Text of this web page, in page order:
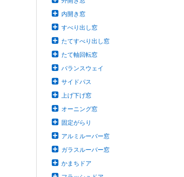
内開き窓
すべり出し窓
たてすべり出し窓
たて軸回転窓
バランスウェイ
サイドパス
上げ下げ窓
オーニング窓
固定がらり
アルミルーバー窓
ガラスルーバー窓
かまちドア